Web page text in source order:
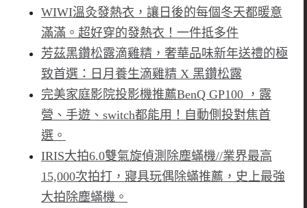
WIWI溫灸發熱衣，讓日後的每個冬天都暖意
滿滿。超好穿的發熱衣！一件抵多件
芳茲黑鑽松露滴雞精，奢華品味新年送禮的極
致首選：日月養生滴雞精 X 黑鑽松露
完美家庭影院投影機推薦BenQ GP100 ，露
營、手遊、switch都能用！自動側投對焦首
選。
IRIS大拍6.0雙氣旋偵測除塵蟎機//業界最高
15,000次拍打，寢具玩偶除蟎推薦，史上最強
大拍除塵蟎機。